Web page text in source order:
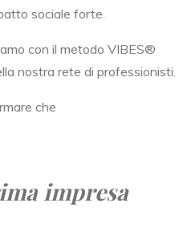
sociale forte.
con il metodo VIBES®
nostra rete di professionisti.
che
impresa